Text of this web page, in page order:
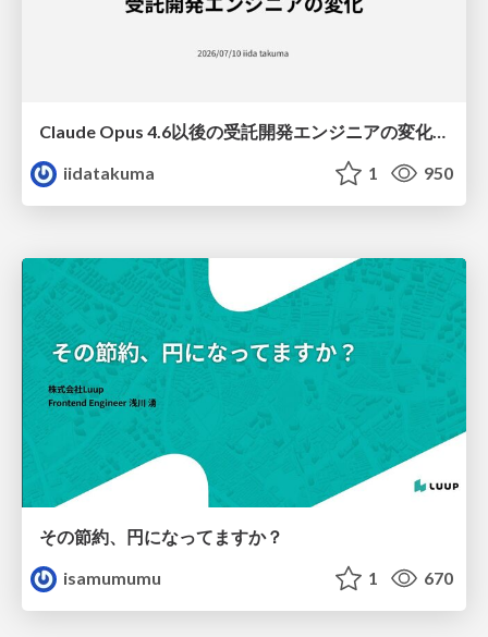
Claude Opus 4.6以後の受託開発エンジニアの変化(Claude Code開発ノウハウ大公開スペシャルbyクラスメソッド)
iidatakuma
1 950
その節約、円になってますか？
isamumumu
1 670